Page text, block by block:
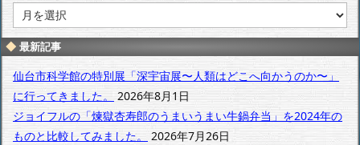
別
ア
ー
カ
イ
ブ
最新記事
仙台市科学館の特別展「深宇宙展〜人類はどこへ向かうのか〜」
に行ってきました。
2026年8月1日
ジョイフルの「煉獄杏寿郎のうまいうまい牛鍋弁当」を2024年の
ものと比較してみました。 2026年7月26日